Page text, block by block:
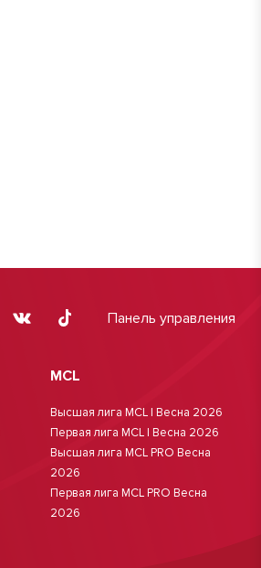
Панель управления
MCL
Высшая лига MCL | Весна 2026
Первая лига MCL | Весна 2026
Высшая лига MCL PRO Весна
2026
Первая лига MCL PRO Весна
2026